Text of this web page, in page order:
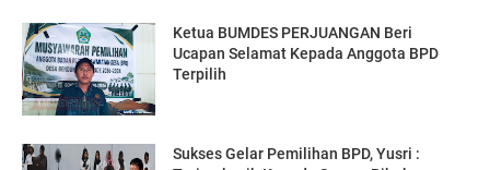
Ketua BUMDES PERJUANGAN Beri
Ucapan Selamat Kepada Anggota BPD
Terpilih
Sukses Gelar Pemilihan BPD, Yusri :